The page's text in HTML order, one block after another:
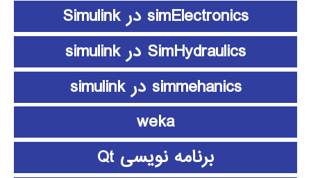
simElectronics در Simulink
SimHydraulics در simulink
simmehanics در simulink
weka
برنامه نویسی Qt